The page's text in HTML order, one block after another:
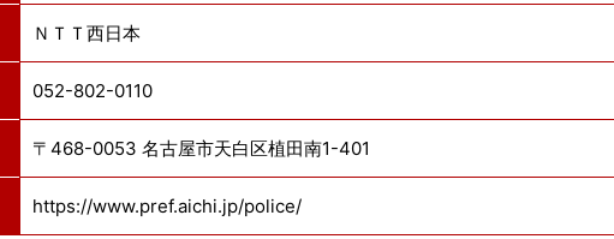
ＮＴＴ西日本
052-802-0110
〒468-0053 名古屋市天白区植田南1-401
https://www.pref.aichi.jp/police/